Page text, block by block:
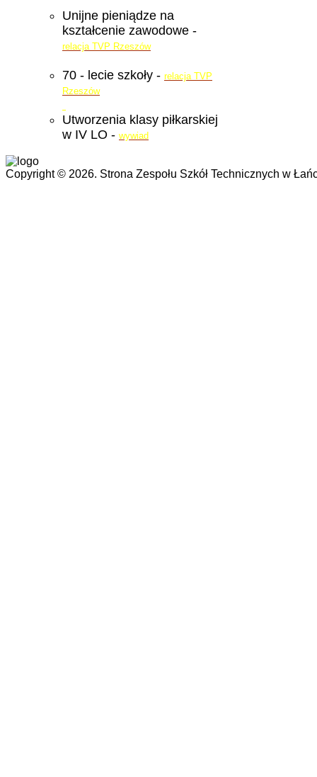
Unijne pieniądze na
kształcenie zawodowe -
relacja TVP Rzeszów
70 - lecie szkoły - relacja TVP
Rzeszów
Utworzenia klasy piłkarskiej
w IV LO - wywiad
Copyright © 2026. Strona Zespołu Szkół Technicznych w